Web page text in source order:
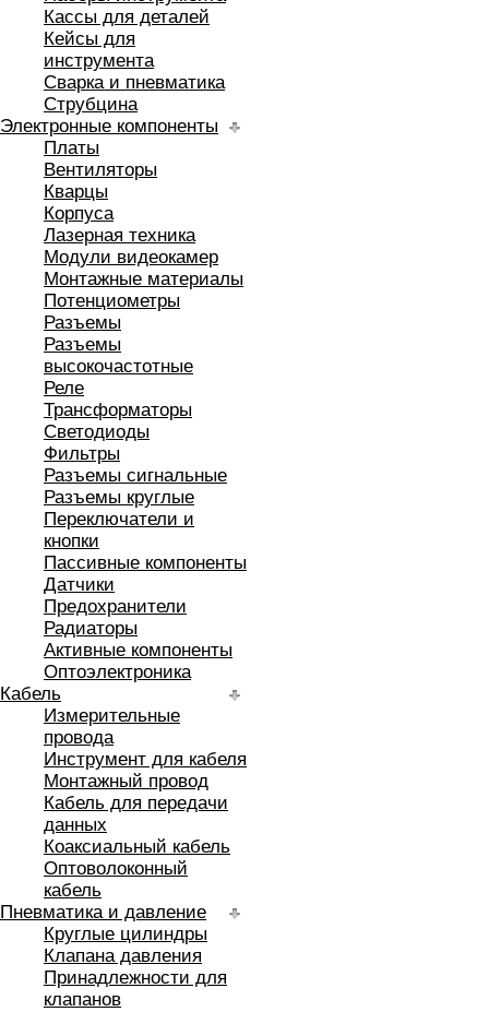
Кассы для деталей
Кейсы для
инструмента
Сварка и пневматика
Струбцина
Электронные компоненты
Платы
Вентиляторы
Кварцы
Корпуса
Лазерная техника
Модули видеокамер
Монтажные материалы
Потенциометры
Разъемы
Разъемы
высокочастотные
Реле
Трансформаторы
Светодиоды
Фильтры
Разъемы сигнальные
Разъемы круглые
Переключатели и
кнопки
Пассивные компоненты
Датчики
Предохранители
Радиаторы
Активные компоненты
Оптоэлектроника
Кабель
Измерительные
провода
Инструмент для кабеля
Монтажный провод
Кабель для передачи
данных
Коаксиальный кабель
Оптоволоконный
кабель
Пневматика и давление
Круглые цилиндры
Клапана давления
Принадлежности для
клапанов